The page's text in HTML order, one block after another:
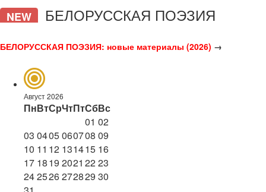
NEW БЕЛОРУССКАЯ ПОЭЗИЯ
БЕЛОРУССКАЯ ПОЭЗИЯ: новые материалы (2026) →
Август 2026
ПнВтСрЧтПтСбВс
01 02
03 0405060708 09
10 11 12 131415 16
17 1819 2021 2223
242526272829 30